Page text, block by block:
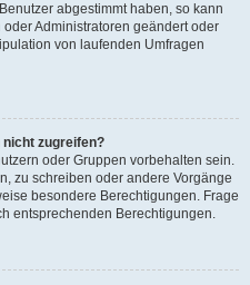
abgestimmt haben, so kann
Administratoren geändert oder
von laufenden Umfragen
zugreifen?
oder Gruppen vorbehalten sein.
zu schreiben oder andere Vorgänge
besondere Berechtigungen. Frage
entsprechenden Berechtigungen.